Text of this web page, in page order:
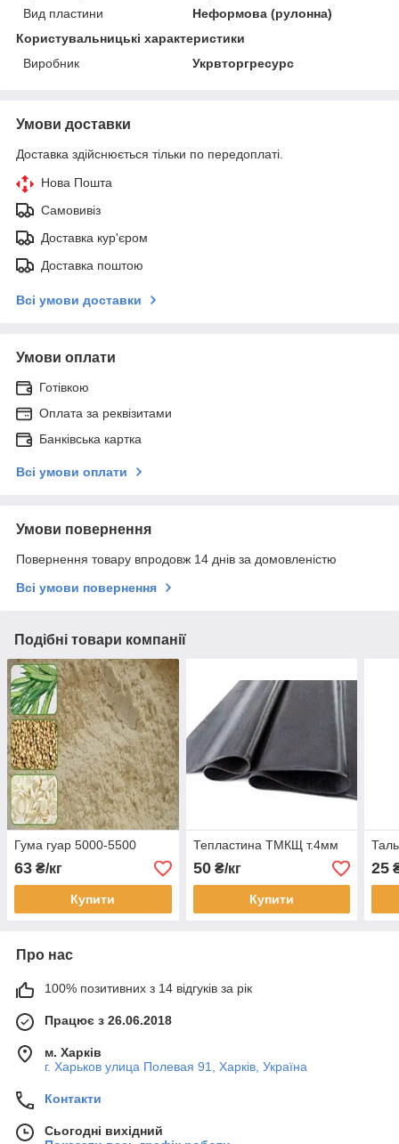
Вид пластини
Неформова (рулонна)
Користувальницькі характеристики
Виробник
Укрвторгресурс
Умови доставки
Доставка здійснюється тільки по передоплаті.
Нова Пошта
Самовивіз
Доставка кур'єром
Доставка поштою
Всі умови доставки
Умови оплати
Готівкою
Оплата за реквізитами
Банківська картка
Всі умови оплати
Умови повернення
Повернення товару впродовж 14 днів за домовленістю
Всі умови повернення
Подібні товари компанії
Гума гуар 5000-5500
63 ₴/кг
Купити
Тепластина ТМКЩ т.4мм
50₴/кг
Купити
25
Про нас
100% позитивних з 14 відгуків за рік
Працює з 26.06.2018
м. Харків
г. Харьков улица Полевая 91, Харків, Україна
Контакти
Сьогодні вихідний